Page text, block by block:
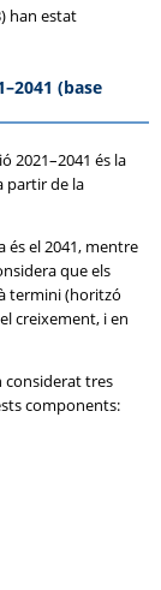
han estat
(base
2021–2041 és la
partir de la
és el 2041, mentre
que els
termini (horitzó
creixement, i en
considerat tres
components: